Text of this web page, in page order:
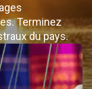
Terminez
du pays.